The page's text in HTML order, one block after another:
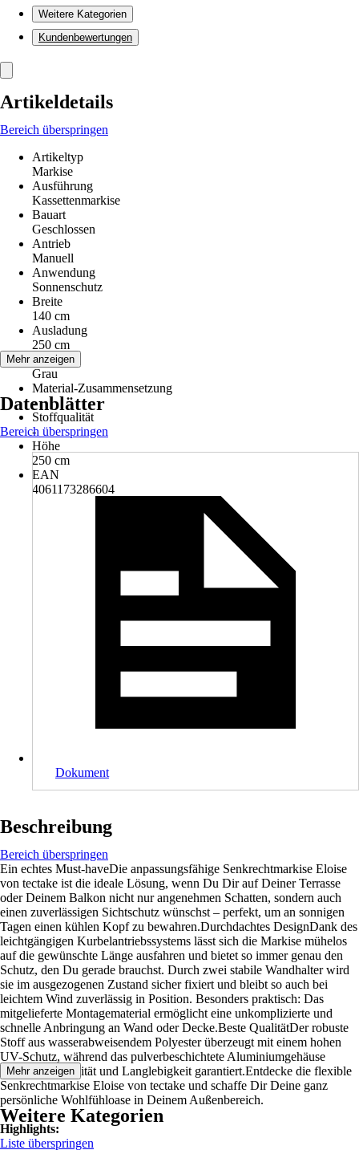
Weitere Kategorien
Kundenbewertungen
Artikeldetails
Bereich überspringen
Artikeltyp
Markise
Ausführung
Kassettenmarkise
Bauart
Geschlossen
Antrieb
Manuell
Anwendung
Sonnenschutz
Breite
140 cm
Ausladung
250 cm
Farbton
Grau
Material-Zusammensetzung
-
Stoffqualität
-
Höhe
250 cm
EAN
4061173286604
Mehr anzeigen
Datenblätter
Bereich überspringen
Dokument
Beschreibung
Bereich überspringen
Ein echtes Must-haveDie anpassungsfähige Senkrechtmarkise Eloise
von tectake ist die ideale Lösung, wenn Du Dir auf Deiner Terrasse
oder Deinem Balkon nicht nur angenehmen Schatten, sondern auch
einen zuverlässigen Sichtschutz wünschst – perfekt, um an sonnigen
Tagen einen kühlen Kopf zu bewahren.Durchdachtes DesignDank des
leichtgängigen Kurbelantriebssystems lässt sich die Markise mühelos
auf die gewünschte Länge ausfahren und bietet so immer genau den
Schutz, den Du gerade brauchst. Durch zwei stabile Wandhalter wird
sie im ausgezogenen Zustand sicher fixiert und bleibt so auch bei
leichtem Wind zuverlässig in Position. Besonders praktisch: Das
mitgelieferte Montagematerial ermöglicht eine unkomplizierte und
schnelle Anbringung an Wand oder Decke.Beste QualitätDer robuste
Stoff aus wasserabweisendem Polyester überzeugt mit einem hohen
UV-Schutz, während das pulverbeschichtete Aluminiumgehäuse
maximale Stabilität und Langlebigkeit garantiert.Entdecke die flexible
Senkrechtmarkise Eloise von tectake und schaffe Dir Deine ganz
persönliche Wohlfühloase in Deinem Außenbereich.
Highlights:
Mehr anzeigen
Weitere Kategorien
Liste überspringen